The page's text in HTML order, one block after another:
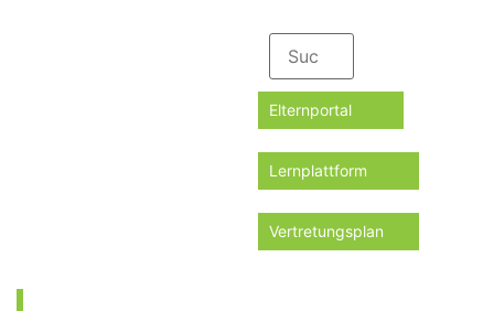
Elternportal
Lernplattform
Vertretungsplan